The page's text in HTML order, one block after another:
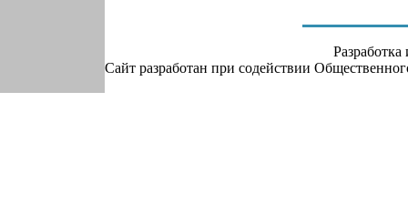
Сайт разработан при содействии